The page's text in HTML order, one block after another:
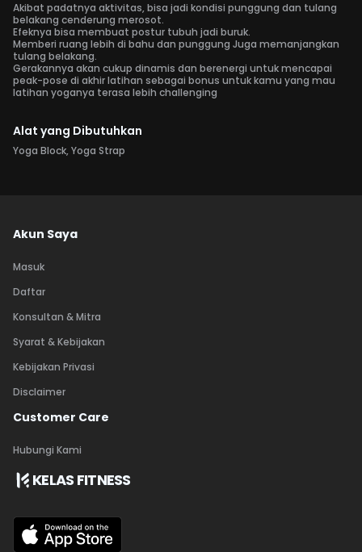
Akibat padatnya aktivitas, bisa jadi kondisi punggung dan tulang
belakang cenderung merosot.
Efeknya bisa membuat postur tubuh jadi buruk.
Memberi ruang lebih di bahu dan punggung Juga memanjangkan
tulang belakang.
Gerakannya akan cukup dinamis dan berenergi untuk mencapai
peak-pose di akhir latihan sebagai bonus untuk kamu yang mau
latihan yoganya terasa lebih challenging
Alat yang Dibutuhkan
Yoga Block, Yoga Strap
Akun Saya
Masuk
Daftar
Konsultan & Mitra
Syarat & Kebijakan
Kebijakan Privasi
Disclaimer
Customer Care
Hubungi Kami
KELAS FITNESS